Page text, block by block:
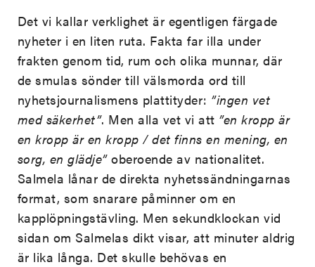
Det vi kallar verklighet är egentligen färgade
nyheter i en liten ruta. Fakta far illa under
frakten genom tid, rum och olika munnar, där
de smulas sönder till välsmorda ord till
nyhetsjournalismens plattityder: ”ingen vet
med säkerhet”. Men alla vet vi att ”en kropp är
en kropp är en kropp / det finns en mening, en
sorg, en glädje”oberoende av nationalitet.
Salmela lånar de direkta nyhetssändningarnas
format, som snarare påminner om en
kapplöpningstävling. Men sekundklockan vid
sidan om Salmelas dikt visar, att minuter aldrig
är lika långa. Det skulle behövas en